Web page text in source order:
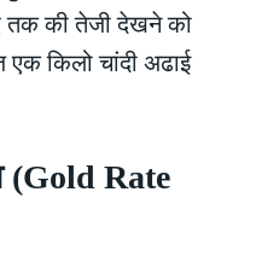
तक की तेजी देखने को
किलो चांदी अढाई
(Gold Rate